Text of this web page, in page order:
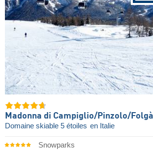
Madonna di Campiglio/​Pinzolo/​
Domaine skiable 5 étoiles en Italie
Snowparks